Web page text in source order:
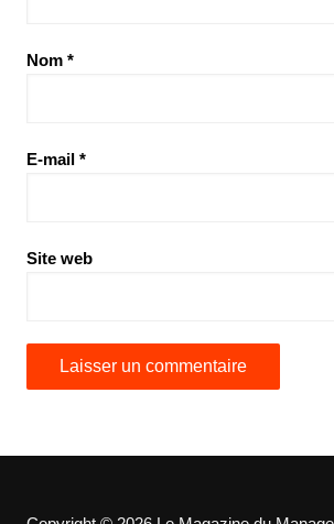
Nom *
E-mail *
Site web